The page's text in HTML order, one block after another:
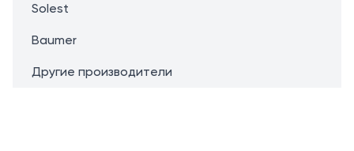
Solest
Baumer
Другие производители